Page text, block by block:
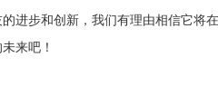
进步和创新，我们有理由相信它将
来吧！